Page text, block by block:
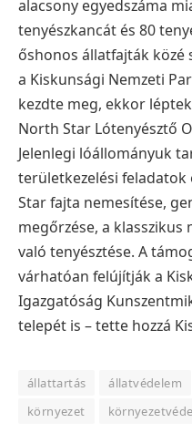
alacsony egyedszáma
tenyészkancát és 80
őshonos állatfajták közé
a Kiskunsági Nemzeti
kezdte meg, ekkor
North Star Lótenyésztő
Jelenlegi lóállományuk
területkezelési feladatok
Star fajta nemesítése,
megőrzése, a klasszikus
való tenyésztése. A
várhatóan felújítják a
Igazgatóság
telepét is – tette hozzá
állattartás állatvédelem
környezet